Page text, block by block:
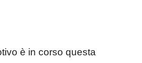
è in corso questa